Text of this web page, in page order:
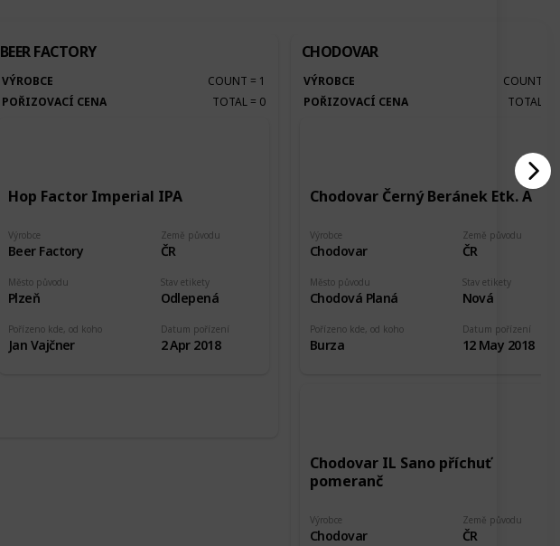
BEER FACTORY
VÝROBCE COUNT = 1
POŘIZOVACÍ CENA
TOTAL = 0
Hop Factor Imperial IPA
Výrobce
Beer Factory
Země původu
ČR
Pořízeno kde, od koho
Jan Vajčner
Stav etikety
Odlepená
Datum pořízení
2 Apr 2018
Město původu
Plzeň
CHODOVAR
VÝROBCE COUNT
POŘIZOVACÍ CENA
TOTAL
Chodovar Černý Beránek Etk. A
Výrobce
Chodovar
Země původu
ČR
Pořízeno kde, od koho
Burza
Stav etikety
Nová
Datum pořízení
12 May 2018
Město původu
Chodová Planá
Chodovar IL Sano příchuť
pomeranč
Výrobce
Chodovar
Země původu
ČR